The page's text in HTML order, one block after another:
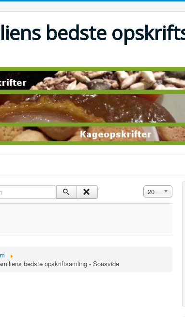
bedste
Vis #
20
bedste opskriftsamling - Sousvide